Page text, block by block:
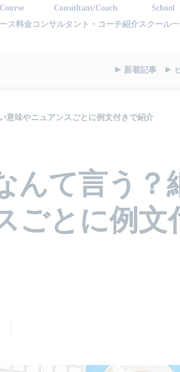
Course
ス料金
Consultant/Coach
コンサルタント・コーチ紹介
School
スクール
新着記事
意味やニュアンスごとに例文付きで紹介
んて言う？
ごとに例文